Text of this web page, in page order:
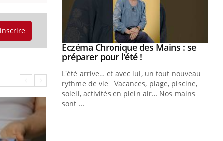
: et si on
de type 2
chez les
Youtube
Eczéma Chronique des Mains : se
préparer pour l’été !Youtube
L'été arrive… et avec lui, un tout nouveau
rythme de vie ! Vacances, plage, piscine,
soleil, activités en plein air… Nos mains
sont ...